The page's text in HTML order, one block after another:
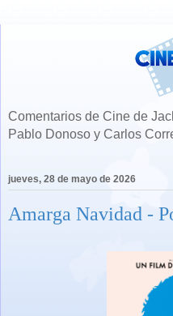
Comentarios de Cine de
Pablo Donoso y Carlos
jueves, 28 de mayo de 2026
Amarga Navidad -